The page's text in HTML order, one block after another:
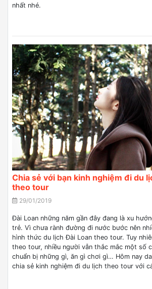
nhất nhé.
Chia sẻ với bạn kinh nghiệm đi du
theo tour
29/01/2019
Đài Loan những năm gần đây đang là xu
trẻ. Vì chưa rành đường đi nước bước nên
hình thức du lịch Đài Loan theo tour. Tuy
theo tour, nhiều người vẫn thắc mắc một số
chuẩn bị những gì, ăn gì chơi gì… Hôm nay
chia sẻ kinh nghiệm đi du lịch theo tour với